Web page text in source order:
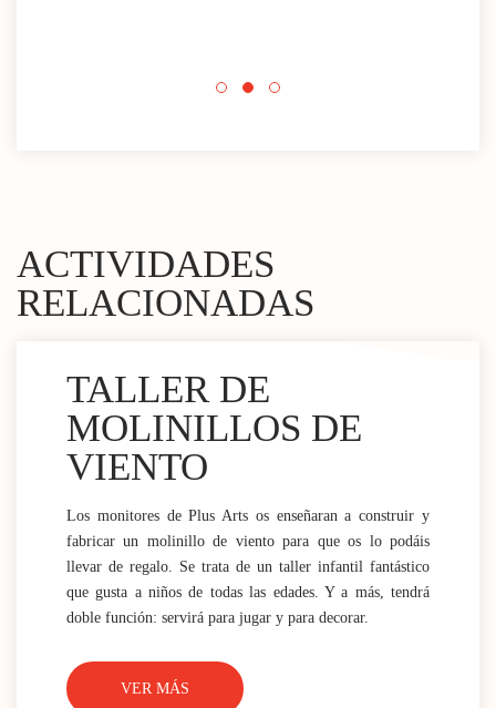
ACTIVIDADES
RELACIONADAS
TALLER DE
MOLINILLOS DE
VIENTO
Los monitores de Plus Arts os enseñaran a construir y
fabricar un molinillo de viento para que os lo podáis
llevar de regalo. Se trata de un taller infantil fantástico
que gusta a niños de todas las edades. Y a más, tendrá
doble función: servirá para jugar y para decorar.
VER MÁS